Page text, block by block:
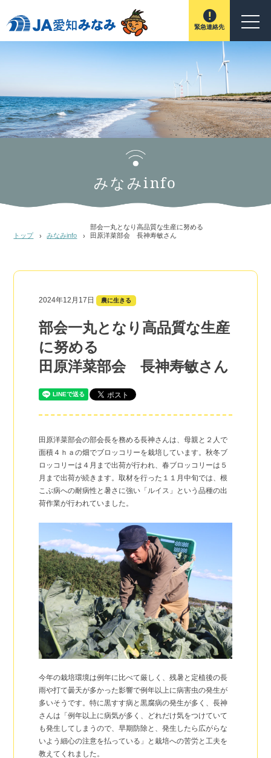
緊急連絡先
みなみinfo
トップ みなみinfo
部会一丸となり高品質な生産に努める
田原洋菜部会 長神寿敏さん
2024年12月17日 農に生きる
部会一丸となり高品質な生産
に努める
田原洋菜部会 長神寿敏さん
田原洋菜部会の部会長を務める長神さんは、母親と２人で
面積４ｈａの畑でブロッコリーを栽培しています。秋冬ブ
ロッコリーは４月まで出荷が行われ、春ブロッコリーは５
月まで出荷が続きます。取材を行った１１月中旬では、根
こぶ病への耐病性と暑さに強い「ルイス」という品種の出
荷作業が行われていました。
今年の栽培環境は例年に比べて厳しく、残暑と定植後の長
雨や打て曇天が多かった影響で例年以上に病害虫の発生が
多いそうです。特に黒すす病と黒腐病の発生が多く、長神
さんは「例年以上に病気が多く、どれだけ気をつけていて
も発生してしまうので、早期防除と、発生したら広がらな
いよう細心の注意を払っている」と栽培への苦労と工夫を
教えてくれました。